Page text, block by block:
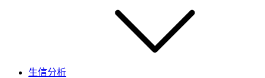
生信分析